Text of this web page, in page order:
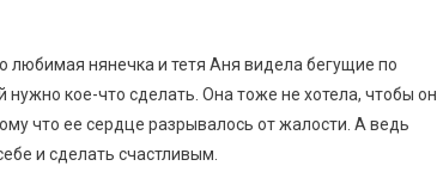
любимая нянечка и тетя Аня видела бегущие по
кое-что сделать. Она тоже не хотела, чтобы он
что ее сердце разрывалось от жалости. А ведь
и сделать счастливым.